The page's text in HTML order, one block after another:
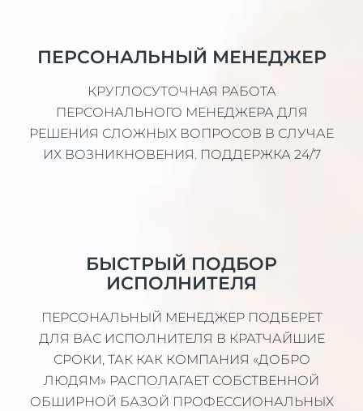
ПЕРСОНАЛЬНЫЙ МЕНЕДЖЕР
КРУГЛОСУТОЧНАЯ РАБОТА
ПЕРСОНАЛЬНОГО МЕНЕДЖЕРА ДЛЯ
РЕШЕНИЯ СЛОЖНЫХ ВОПРОСОВ В СЛУЧАЕ
ИХ ВОЗНИКНОВЕНИЯ. ПОДДЕРЖКА 24/7
БЫСТРЫЙ ПОДБОР
ИСПОЛНИТЕЛЯ
ПЕРСОНАЛЬНЫЙ МЕНЕДЖЕР ПОДБЕРЕТ
ДЛЯ ВАС ИСПОЛНИТЕЛЯ В КРАТЧАЙШИЕ
СРОКИ, ТАК КАК КОМПАНИЯ «ДОБРО
ЛЮДЯМ» РАСПОЛАГАЕТ СОБСТВЕННОЙ
ОБШИРНОЙ БАЗОЙ ПРОФЕССИОНАЛЬНЫХ